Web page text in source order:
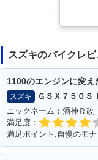
スズキのバイクレ
1100のエンジンに変え
スズキ
ＧＳＸ７５０Ｓ
ニックネーム：酒神Ｒ改
満足度：